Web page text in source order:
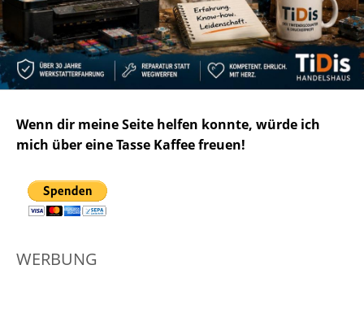
Wenn dir meine Seite helfen konnte, würde ich
mich über eine Tasse Kaffee freuen!
WERBUNG